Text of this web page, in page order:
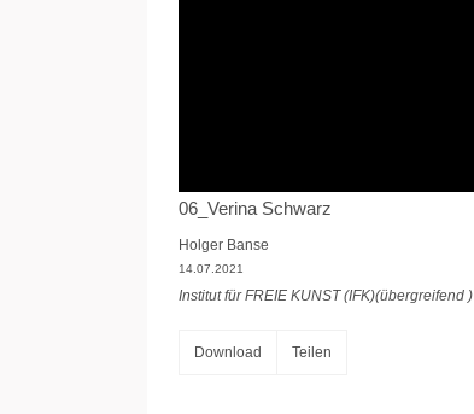
06_Verina Schwarz
Holger Banse
14.07.2021
Institut für FREIE KUNST (IFK)(übergreifend )
Download Teilen